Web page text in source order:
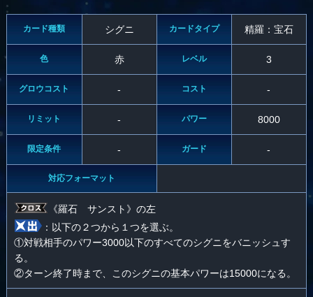
カード種類 シグニ カードタイプ 精羅：宝石
色 赤 レベル 3
グロウコスト - コスト -
リミット - パワー 8000
限定条件 - ガード -
対応フォーマット
《羅石 サンスト》の左
：以下の２つから１つを選ぶ。
①対戦相手のパワー3000以下のすべてのシグニをバニッシュす
る。
②ターン終了時まで、このシグニの基本パワーは15000になる。